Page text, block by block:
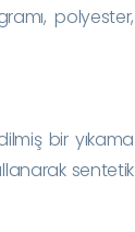
polyester,
bir yıkama
sentetik